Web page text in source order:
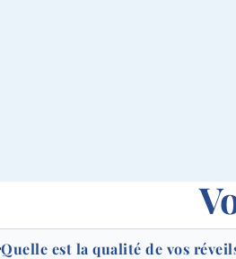
Quelle est la qualité de vos